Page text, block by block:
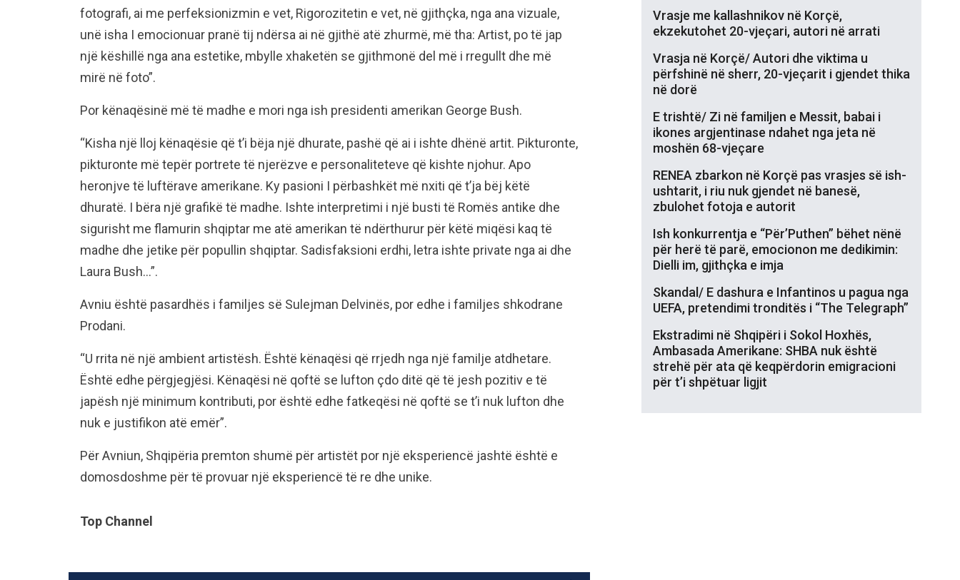
fotografi, ai me perfeksionizmin e vet, Rigorozitetin e vet, në gjithçka, nga ana vizuale,
unë isha I emocionuar pranë tij ndërsa ai në gjithë atë zhurmë, më tha: Artist, po të jap
një këshillë nga ana estetike, mbylle xhaketën se gjithmonë del më i rregullt dhe më
mirë në foto”.
Por kënaqësinë më të madhe e mori nga ish presidenti amerikan George Bush.
“Kisha një lloj kënaqësie që t’i bëja një dhurate, pashë që ai i ishte dhënë artit. Pikturonte,
pikturonte më tepër portrete të njerëzve e personaliteteve që kishte njohur. Apo
heronjve të luftërave amerikane. Ky pasioni I përbashkët më nxiti që t’ja bëj këtë
dhuratë. I bëra një grafikë të madhe. Ishte interpretimi i një busti të Romës antike dhe
sigurisht me flamurin shqiptar me atë amerikan të ndërthurur për këtë miqësi kaq të
madhe dhe jetike për popullin shqiptar. Sadisfaksioni erdhi, letra ishte private nga ai dhe
Laura Bush…”.
Avniu është pasardhës i familjes së Sulejman Delvinës, por edhe i familjes shkodrane
Prodani.
“U rrita në një ambient artistësh. Është kënaqësi që rrjedh nga një familje atdhetare.
Është edhe përgjegjësi. Kënaqësi në qoftë se lufton çdo ditë që të jesh pozitiv e të
japësh një minimum kontributi, por është edhe fatkeqësi në qoftë se t’i nuk lufton dhe
nuk e justifikon atë emër”.
Për Avniun, Shqipëria premton shumë për artistët por një eksperiencë jashtë është e
domosdoshme për të provuar një eksperiencë të re dhe unike.
Top Channel
Vrasje me kallashnikov në Korçë,
ekzekutohet 20-vjeçari, autori në arrati
Vrasja në Korçë/ Autori dhe viktima u
përfshinë në sherr, 20-vjeçarit i gjendet thika
në dorë
E trishtë/ Zi në familjen e Messit, babai i
ikones argjentinase ndahet nga jeta në
moshën 68-vjeçare
RENEA zbarkon në Korçë pas vrasjes së ish-
ushtarit, i riu nuk gjendet në banesë,
zbulohet fotoja e autorit
Ish konkurrentja e “Për’Puthen” bëhet nënë
për herë të parë, emocionon me dedikimin:
Dielli im, gjithçka e imja
Skandal/ E dashura e Infantinos u pagua nga
UEFA, pretendimi tronditës i “The Telegraph”
Ekstradimi në Shqipëri i Sokol Hoxhës,
Ambasada Amerikane: SHBA nuk është
strehë për ata që keqpërdorin emigracioni
për t’i shpëtuar ligjit